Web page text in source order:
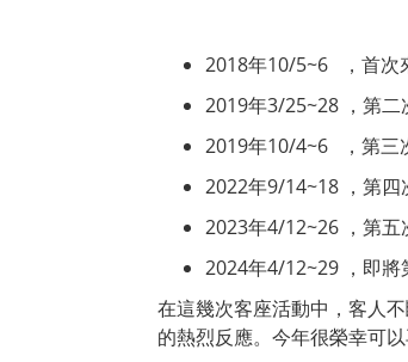
​2018年10/5~6 ，首次
2019年3/25~28 ，第二
2019年10/4~6 ，第三
2022年9/14~18 ，第四
2023年4/12~26 ，第五
2024年4/12~29 ，即將
在這幾次客座活動中，客人
的熱烈反應。今年很榮幸可